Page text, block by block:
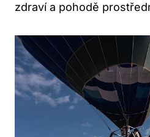
zdraví a pohodě